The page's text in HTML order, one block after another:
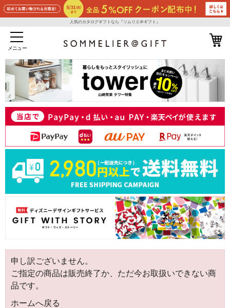
人気のカタログギフトなら『ソムリエ＠ギフト』
メニュー
申し訳ございません。
ご指定の商品は販売終了か、ただ今お取扱いできない商
品です。
ホームへ戻る